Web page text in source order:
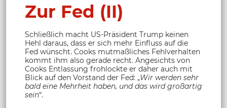
Zur Fed (II)
Schließlich macht US-Präsident Trump keinen
Hehl daraus, dass er sich mehr Einfluss auf die
Fed wünscht. Cooks mutmaßliches Fehlverhalten
kommt ihm also gerade recht. Angesichts von
Cooks Entlassung frohlockte er daher auch mit
Blick auf den Vorstand der Fed: „Wir werden sehr
bald eine Mehrheit haben, und das wird großartig
sein“.